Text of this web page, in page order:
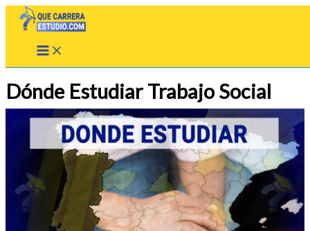
Dónde Estudiar Trabajo Social